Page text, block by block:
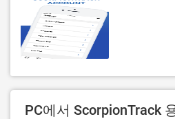
PC에서 ScorpionTrack